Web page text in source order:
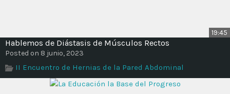
19:45
Hablemos de Diástasis de Músculos Rectos
Posted on 8 junio, 2023
II Encuentro de Hernias de la Pared Abdominal